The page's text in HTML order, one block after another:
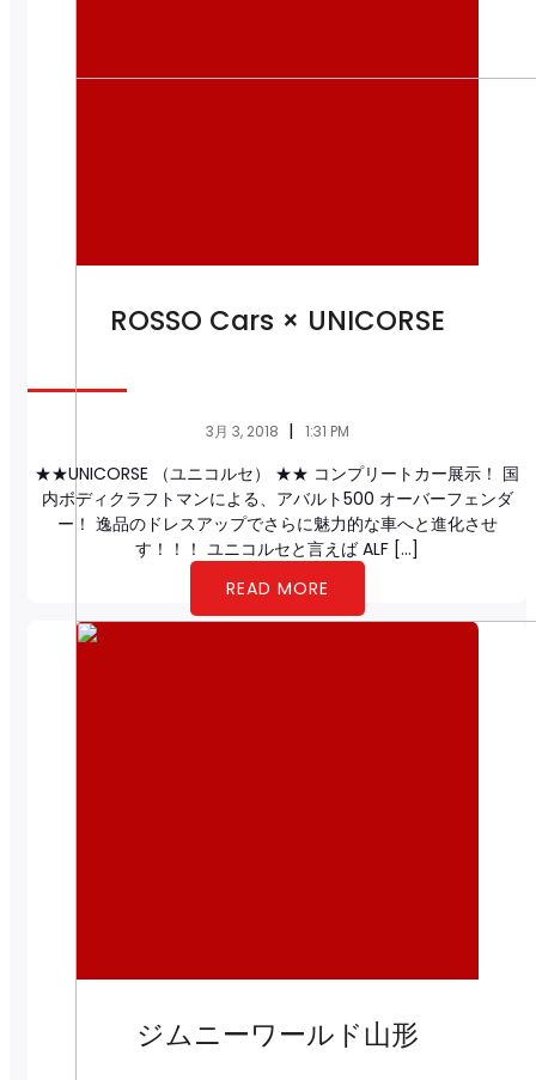
ROSSO Cars × UNICORSE
3月 3, 2018 | 1:31 PM
★★UNICORSE （ユニコルセ） ★★ コンプリートカー展示！ 国
内ボディクラフトマンによる、アバルト500 オーバーフェンダ
ー！ 逸品のドレスアップでさらに魅力的な車へと進化させ
す！！！ ユニコルセと言えば ALF […]
READ MORE
ジムニーワールド山形